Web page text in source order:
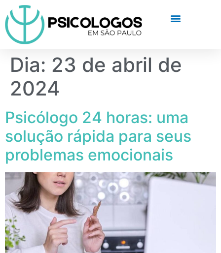
Dia: 23 de abril de
2024
Psicólogo 24 horas: uma
solução rápida para seus
problemas emocionais